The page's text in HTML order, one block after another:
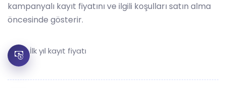
kampanyalı kayıt fiyatını ve ilgili koşulları satın alma
öncesinde gösterir.
İlk yıl kayıt fiyatı